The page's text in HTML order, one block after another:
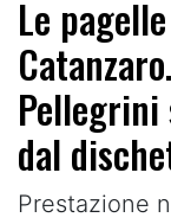
Le
Pellegrini
dal
Prestazione